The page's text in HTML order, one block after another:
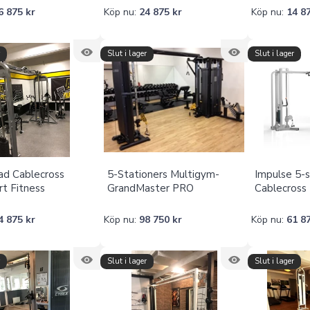
875 kr Köp nu: 24 875 kr Köp nu: 14
Cablecross
Fitness
875 kr
Slut i lager
5-Stationers Multigym-
GrandMaster PRO
Köp nu: 98 750 kr
Slut i lager
Impulse 5-
Cablecross
Köp nu: 61
Slut i lager Slut i lager